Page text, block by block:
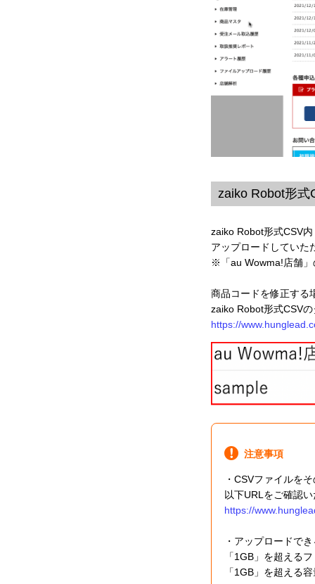
zaiko Robot形式
zaiko Robot形式CSV
アップロードしていた
※「au Wowma!店舗」
商品コードを修正する
zaiko Robot形式CSV
https://
注意事項
・CSVファイルを
以下URLをご確認
https://
・アップロードで
「1GB」を超える
「1GB」を超える